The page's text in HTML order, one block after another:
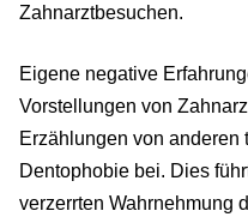
Zahnarztbesuchen.
Eigene negative
Vorstellungen von
Erzählungen von anderen
Dentophobie bei. Dies
verzerrten Wahrnehmung